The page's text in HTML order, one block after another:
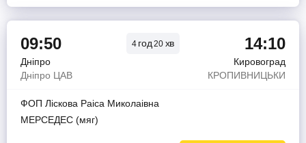
09:50 4 год20 хв 14:10
Дніпро
Кировоград
Дніпро ЦАВ
КРОПИВНИЦЬКИ
ФОП Лiскова Раiса Миколаiвна
МЕРСЕДЕС (мяг)